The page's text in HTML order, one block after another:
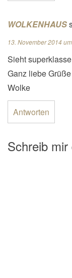
WOLKENHAUS
13. November 2014
Sieht
Ganz liebe Grüße
Wolke
Antworten
Schreib